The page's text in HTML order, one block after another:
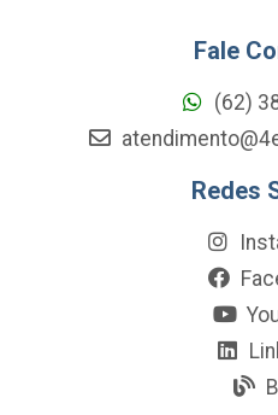
Fale
(62)
Redes